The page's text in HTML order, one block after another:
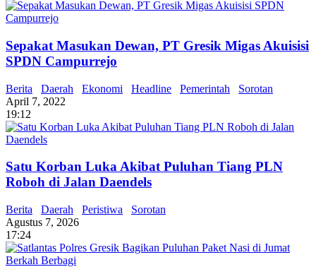
Sepakat Masukan Dewan, PT Gresik Migas Akuisisi
SPDN Campurrejo
Berita Daerah Ekonomi Headline Pemerintah
Sorotan
April 7, 2022
19:12
Satu Korban Luka Akibat Puluhan Tiang PLN
Roboh di Jalan Daendels
Berita Daerah Peristiwa
Sorotan
Agustus 7, 2026
17:24